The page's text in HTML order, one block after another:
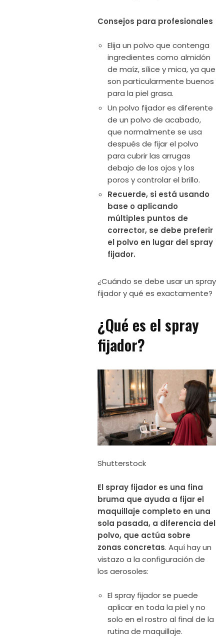
Consejos para profesionales
Elija un polvo que contenga
ingredientes como almidón
de maíz, sílice y mica, ya que
son particularmente buenos
para la piel grasa.
Un polvo fijador es diferente
de un polvo de acabado,
que normalmente se usa
después de fijar el polvo
para cubrir las arrugas
debajo de los ojos y los
poros y controlar el brillo.
Recuerde, si está usando
base o aplicando
múltiples puntos de
corrector, se debe preferir
el polvo en lugar del spray
fijador.
¿Cuándo se debe usar un spray
fijador y qué es exactamente?
¿Qué es el spray
fijador?
Shutterstock
El spray fijador es una fina
bruma que ayuda a fijar el
maquillaje completo en una
sola pasada, a diferencia del
polvo, que actúa sobre
zonas concretas. Aquí hay un
vistazo a la configuración de
los aerosoles:
El spray fijador se puede
aplicar en toda la piel y no
solo en el rostro al final de la
rutina de maquillaje.